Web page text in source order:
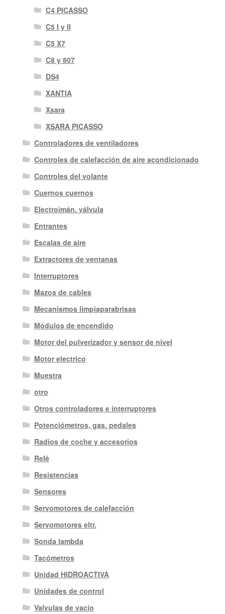
C4 PICASSO
C5 I y II
C5 X7
C8 y 807
DS4
XANTIA
Xsara
XSARA PICASSO
Controladores de ventiladores
Controles de calefacción de aire acondicionado
Controles del volante
Cuernos cuernos
Electroimán. válvula
Entrantes
Escalas de aire
Extractores de ventanas
Interruptores
Mazos de cables
Mecanismos limpiaparabrisas
Módulos de encendido
Motor del pulverizador y sensor de nivel
Motor electrico
Muestra
otro
Otros controladores e interruptores
Potenciómetros, gas. pedales
Radios de coche y accesorios
Relé
Resistencias
Sensores
Servomotores de calefacción
Servomotores eltr.
Sonda lambda
Tacómetros
Unidad HIDROACTIVA
Unidades de control
Valvulas de vacio